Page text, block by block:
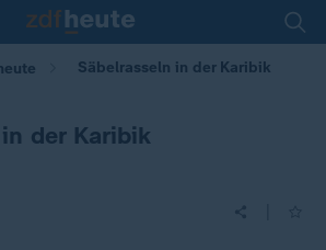
Säbelrasseln in der Karibik
der Karibik